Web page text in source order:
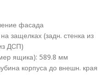
фасада
защелках (задн. стенка из
ДСП)
ящика): 589.8 мм
корпуса до внешн. края